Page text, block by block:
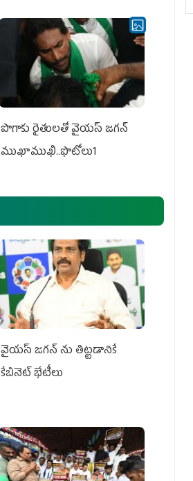
పొగాకు రైతుల‌తో వైయ‌స్ జ‌గ‌న్
ముఖాముఖి..ఫొటోలు1
వైయ‌స్ జగన్‌ ను తిట్టడానికే
కేబినెట్‌ భేటీలు